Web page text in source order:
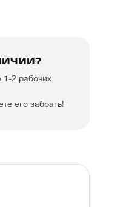
1-2 рабочих
его забрать!